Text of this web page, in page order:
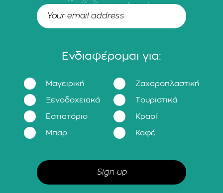
Ενδιαφέρομαι για:
Μαγειρική Ζαχαροπλαστική
Ξενοδοχειακά Τουριστικά
Εστιατόριο Κρασί
Μπαρ Καφέ